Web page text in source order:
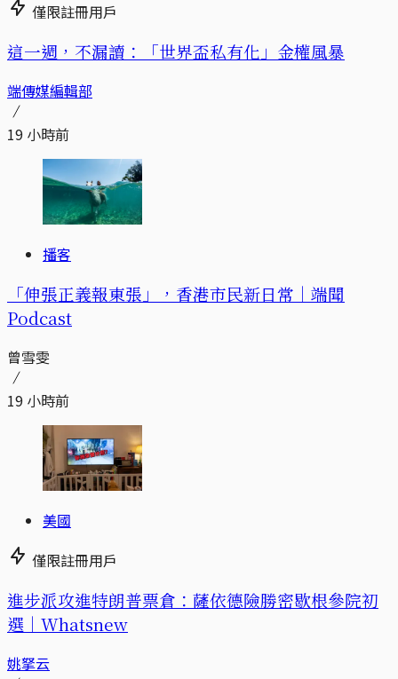
僅限註冊用戶
這一週，不漏讀：「世界盃私有化」金權風暴
端傳媒編輯部
19 小時前
播客
「伸張正義報東張」，香港市民新日常｜端聞
Podcast
曾雪雯
19 小時前
美國
僅限註冊用戶
進步派攻進特朗普票倉：薩依德險勝密歇根參院初
選｜Whatsnew
姚拏云